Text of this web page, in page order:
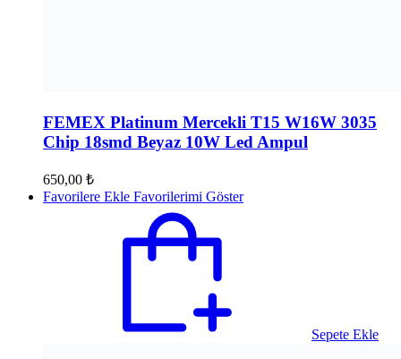
FEMEX Platinum Mercekli T15 W16W 3035
Chip 18smd Beyaz 10W Led Ampul
650,00 ₺
Favorilere Ekle Favorilerimi Göster
Sepete Ekle